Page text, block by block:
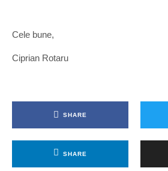
Cele bune,
Ciprian Rotaru
SHARE
SHARE